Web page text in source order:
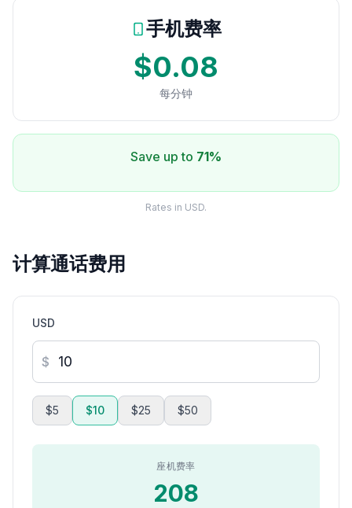
手机费率
$0.08
每分钟
Save up to 71%
Rates in USD.
计算通话费用
USD
$
$5 $10 $25 $50
座机费率
208